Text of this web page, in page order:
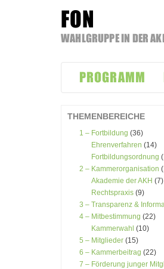
FON
WAHLGRUPPE IN DER
Inhalt
springenPROGRAMM
THEMENBEREICHE
1 – Fortbildung (36)
Ehrenverfahren (14)
Fortbildungsordnung
2 – Kammerorganisation
Akademie der AKH (7)
Rechtspraxis (9)
3 – Transparenz &
4 – Mitbestimmung (22)
Kammerwahl (10)
5 – Mitglieder (15)
6 – Kammerbeitrag (22)
7 – Förderung junger